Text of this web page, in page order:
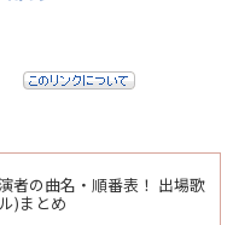
者の曲名・順番表！ 出場歌
)まとめ